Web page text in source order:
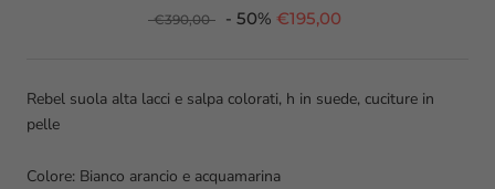
€390,00 - 50% €195,00
Rebel suola alta lacci e salpa colorati, h in suede, cuciture in
pelle
Colore: Bianco arancio e acquamarina